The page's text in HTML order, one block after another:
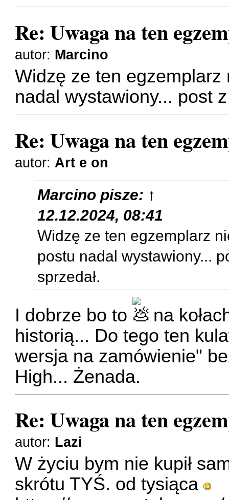
Re: Uwaga na ten
autor: Marcino
Widzę ze ten
nadal wystawiony... post
Re: Uwaga na ten
autor: Art e on
Marcino pisze: ↑
12.12.2024, 08:41
Widzę ze ten egzemplarz
postu nadal wystawiony...
sprzedał.
I dobrze bo to
na
historią... Do tego ten
wersja na zamówienie"
High... Żenada.
Re: Uwaga na ten
autor: Lazi
W życiu bym nie kupił
skrótu TYŚ. od tysiąca